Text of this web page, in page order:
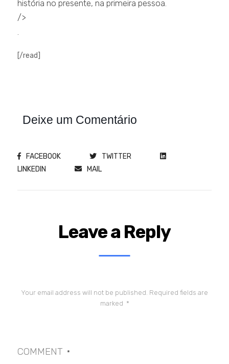
história no presente, na primeira pessoa.
/>
.
[/read]
Deixe um Comentário
FACEBOOK
TWITTER
LINKEDIN
MAIL
Leave a Reply
Your email address will not be published. Required fields are
marked *
COMMENT *